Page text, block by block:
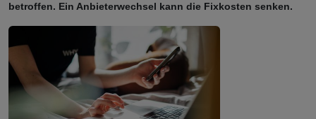
betroffen. Ein Anbieterwechsel kann die Fixkosten senken.